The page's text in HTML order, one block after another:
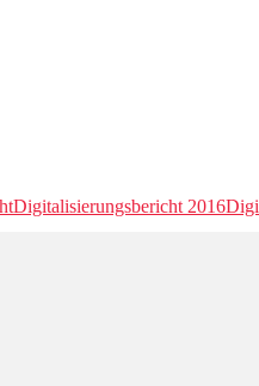
Digitalisierungsbericht 2016